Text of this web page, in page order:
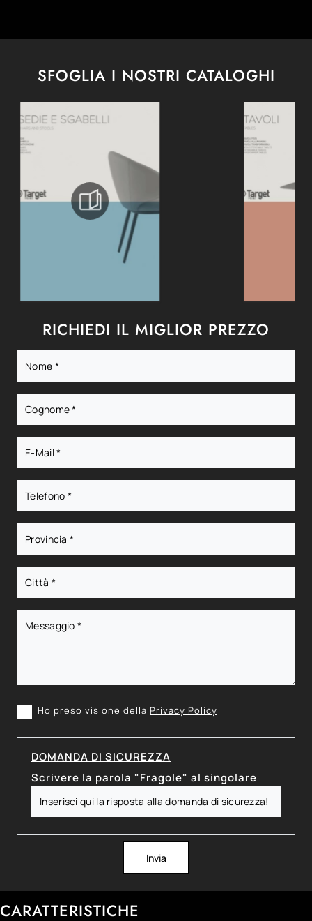
SFOGLIA I NOSTRI CATALOGHI
RICHIEDI IL MIGLIOR PREZZO
Ho preso visione della Privacy Policy
DOMANDA DI SICUREZZA
Scrivere la parola "Fragole" al singolare
Invia
CARATTERISTICHE